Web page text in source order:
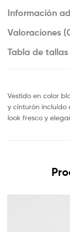
Información
Valoraciones
Tabla de tallas
Vestido en color
y cinturón incluido
look fresco y